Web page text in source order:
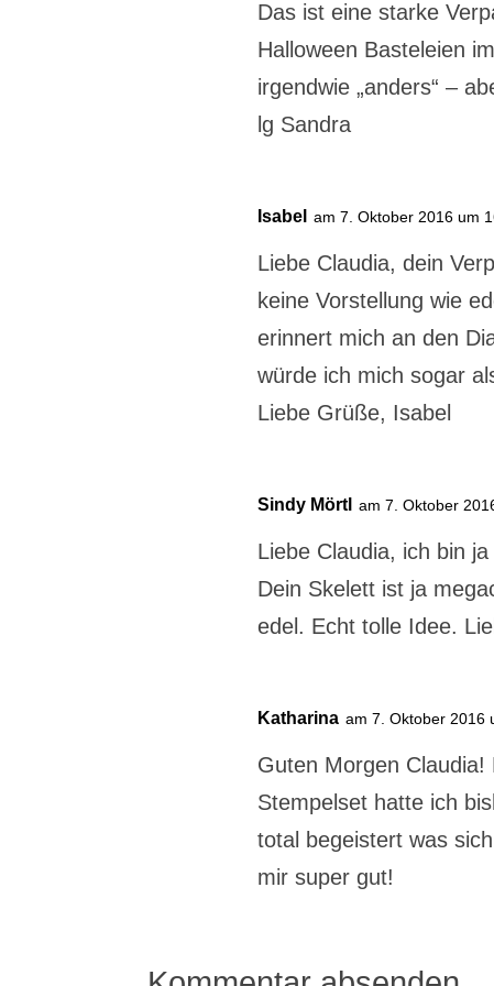
Das ist eine starke
Halloween Basteleien
irgendwie „anders“ –
lg Sandra
Isabel am 7. Oktober 2016 um
Liebe Claudia, dein
keine Vorstellung wie
erinnert mich an den
würde ich mich sogar
Liebe Grüße, Isabel
Sindy Mörtl am 7. Oktober
Liebe Claudia, ich bin
Dein Skelett ist ja
edel. Echt tolle Idee.
Katharina am 7. Oktober 2016
Guten Morgen
Stempelset hatte ich
total begeistert was
mir super gut!